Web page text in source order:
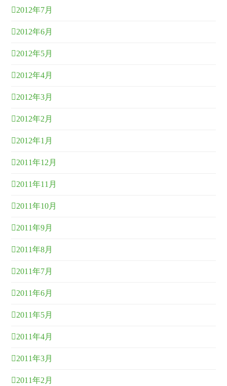
2012年7月
2012年6月
2012年5月
2012年4月
2012年3月
2012年2月
2012年1月
2011年12月
2011年11月
2011年10月
2011年9月
2011年8月
2011年7月
2011年6月
2011年5月
2011年4月
2011年3月
2011年2月